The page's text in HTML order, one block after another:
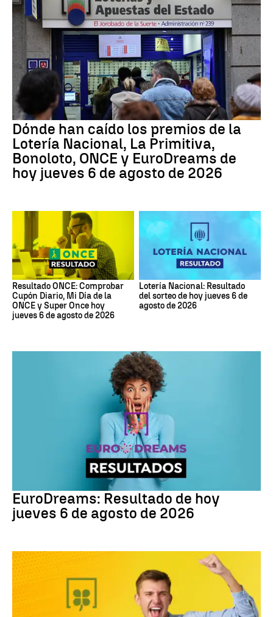
Dónde han caído los premios de la
Lotería Nacional, La Primitiva,
Bonoloto, ONCE y EuroDreams de
hoy jueves 6 de agosto de 2026
Resultado ONCE: Comprobar
Cupón Diario, Mi Día de la
ONCE y Super Once hoy
jueves 6 de agosto de 2026
Lotería Nacional: Resultado
del sorteo de hoy jueves 6 de
agosto de 2026
EuroDreams: Resultado de hoy
jueves 6 de agosto de 2026